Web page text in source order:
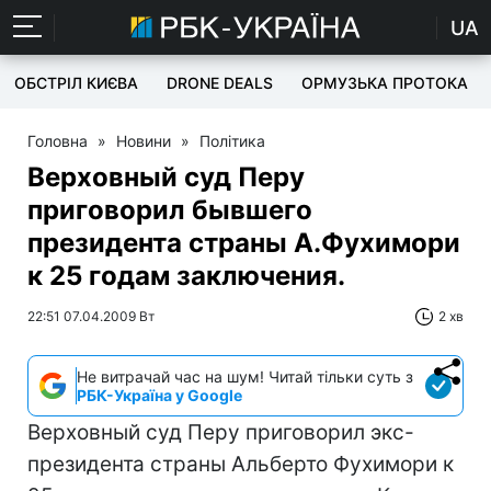
UA
ОБСТРІЛ КИЄВА DRONE DEALS ОРМУЗЬКА ПРОТОКА
Головна » Новини » Політика
Верховный суд Перу
приговорил бывшего
президента страны А.Фухимори
к 25 годам заключения.
22:51 07.04.2009 Вт 2 хв
Не витрачай час на шум! Читай тільки суть з
РБК-Україна у Google
Верховный суд Перу приговорил экс-
президента страны Альберто Фухимори к